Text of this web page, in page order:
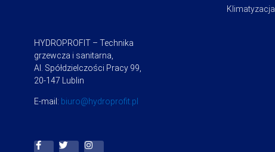
HYDROPROFIT – Technika
grzewcza i sanitarna,
Al. Spółdzielczości Pracy 99,
20-147 Lublin
E-mail: biuro@hydroprofit.pl
Klimatyzacja